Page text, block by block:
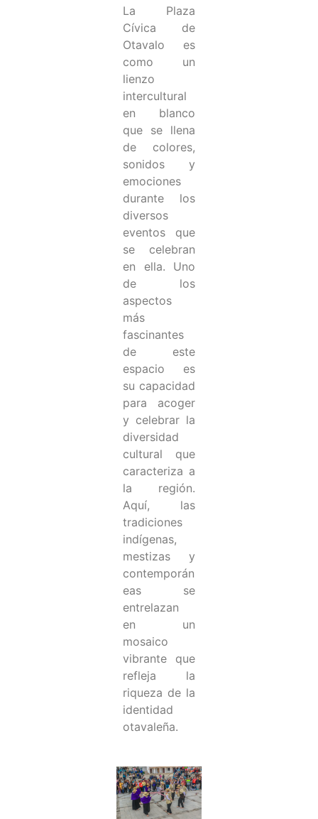
La Plaza
Cívica de
Otavalo es
como un
lienzo
intercultural
en blanco
que se llena
de colores,
sonidos y
emociones
durante los
diversos
eventos que
se celebran
en ella. Uno
de los
aspectos
más
fascinantes
de este
espacio es
su capacidad
para acoger
y celebrar la
diversidad
cultural que
caracteriza a
la región.
Aquí, las
tradiciones
indígenas,
mestizas y
contemporán
eas se
entrelazan
en un
mosaico
vibrante que
refleja la
riqueza de la
identidad
otavaleña.